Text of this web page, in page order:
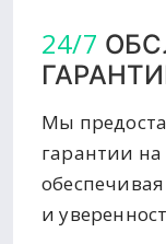
24/7
Мы
гарантии
и